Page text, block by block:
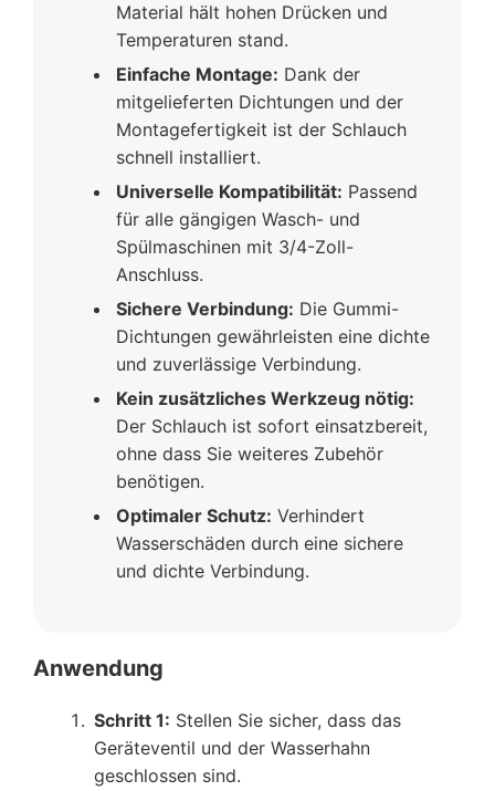
Material hält hohen Drücken und
Temperaturen stand.
Einfache Montage: Dank der
mitgelieferten Dichtungen und der
Montagefertigkeit ist der Schlauch
schnell installiert.
Universelle Kompatibilität: Passend
für alle gängigen Wasch- und
Spülmaschinen mit 3/4-Zoll-
Anschluss.
Sichere Verbindung: Die Gummi-
Dichtungen gewährleisten eine dichte
und zuverlässige Verbindung.
Kein zusätzliches Werkzeug nötig:
Der Schlauch ist sofort einsatzbereit,
ohne dass Sie weiteres Zubehör
benötigen.
Optimaler Schutz: Verhindert
Wasserschäden durch eine sichere
und dichte Verbindung.
Anwendung
Schritt 1: Stellen Sie sicher, dass das
Geräteventil und der Wasserhahn
geschlossen sind.